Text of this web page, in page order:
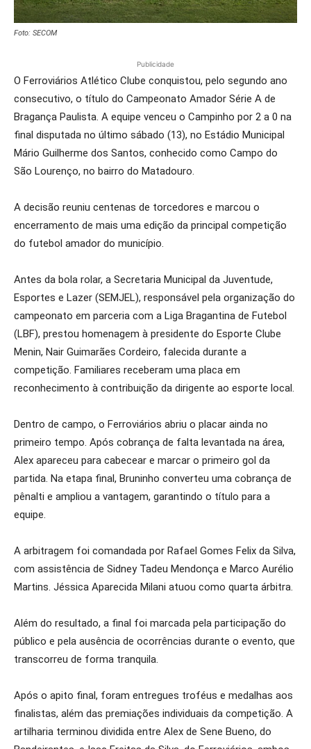
Foto: SECOM
Publicidade
O Ferroviários Atlético Clube conquistou, pelo segundo ano
consecutivo, o título do Campeonato Amador Série A de
Bragança Paulista. A equipe venceu o Campinho por 2 a 0 na
final disputada no último sábado (13), no Estádio Municipal
Mário Guilherme dos Santos, conhecido como Campo do
São Lourenço, no bairro do Matadouro.
A decisão reuniu centenas de torcedores e marcou o
encerramento de mais uma edição da principal competição
do futebol amador do município.
Antes da bola rolar, a Secretaria Municipal da Juventude,
Esportes e Lazer (SEMJEL), responsável pela organização do
campeonato em parceria com a Liga Bragantina de Futebol
(LBF), prestou homenagem à presidente do Esporte Clube
Menin, Nair Guimarães Cordeiro, falecida durante a
competição. Familiares receberam uma placa em
reconhecimento à contribuição da dirigente ao esporte local.
Dentro de campo, o Ferroviários abriu o placar ainda no
primeiro tempo. Após cobrança de falta levantada na área,
Alex apareceu para cabecear e marcar o primeiro gol da
partida. Na etapa final, Bruninho converteu uma cobrança de
pênalti e ampliou a vantagem, garantindo o título para a
equipe.
A arbitragem foi comandada por Rafael Gomes Felix da Silva,
com assistência de Sidney Tadeu Mendonça e Marco Aurélio
Martins. Jéssica Aparecida Milani atuou como quarta árbitra.
Além do resultado, a final foi marcada pela participação do
público e pela ausência de ocorrências durante o evento, que
transcorreu de forma tranquila.
Após o apito final, foram entregues troféus e medalhas aos
finalistas, além das premiações individuais da competição. A
artilharia terminou dividida entre Alex de Sene Bueno, do